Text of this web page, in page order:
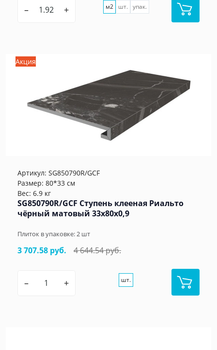
– + м2 шт. упак.
Акция
Артикул: SG850790R/GCF
Размер: 80*33 см
Вес: 6.9 кг
SG850790R/GCF Ступень клееная Риальто
чёрный матовый 33x80x0,9
Плиток в упаковке:2 шт
3 707.58 руб. 4 644.54 руб.
– + шт.